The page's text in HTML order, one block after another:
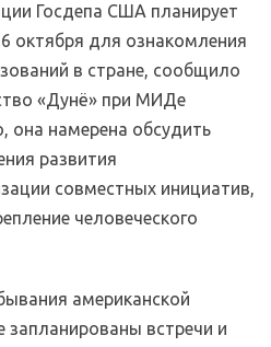
Госдепа США планирует
октября для ознакомления
в стране, сообщило
«Дунё» при МИДе
она намерена обсудить
развития
совместных инициатив,
человеческого
американской
запланированы встречи и